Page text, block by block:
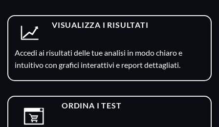
VISUALIZZA I RISULTATI
Accedi ai risultati delle tue analisi in modo chiaro e
intuitivo con grafici interattivi e report dettagliati.
ORDINA I TEST